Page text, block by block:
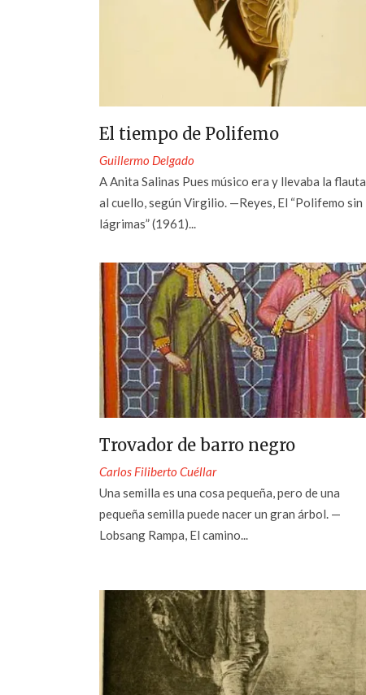
El tiempo de Polifemo
Guillermo Delgado
A Anita Salinas Pues músico era y llevaba la flauta
al cuello, según Virgilio. —Reyes, El “Polifemo sin
lágrimas” (1961)...
Trovador de barro negro
Carlos Filiberto Cuéllar
Una semilla es una cosa pequeña, pero de una
pequeña semilla puede nacer un gran árbol. —
Lobsang Rampa, El camino...